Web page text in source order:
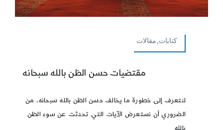
كتابات,مقالات
مقتضيات حسن الظن بالله سبحانه
لنتعرف إلى خطورة ما يخالف حسن الظن بالله سبحانه، من
الضروري أن نستعرض الآيات التي تحدثت عن سوء الظن
بالله